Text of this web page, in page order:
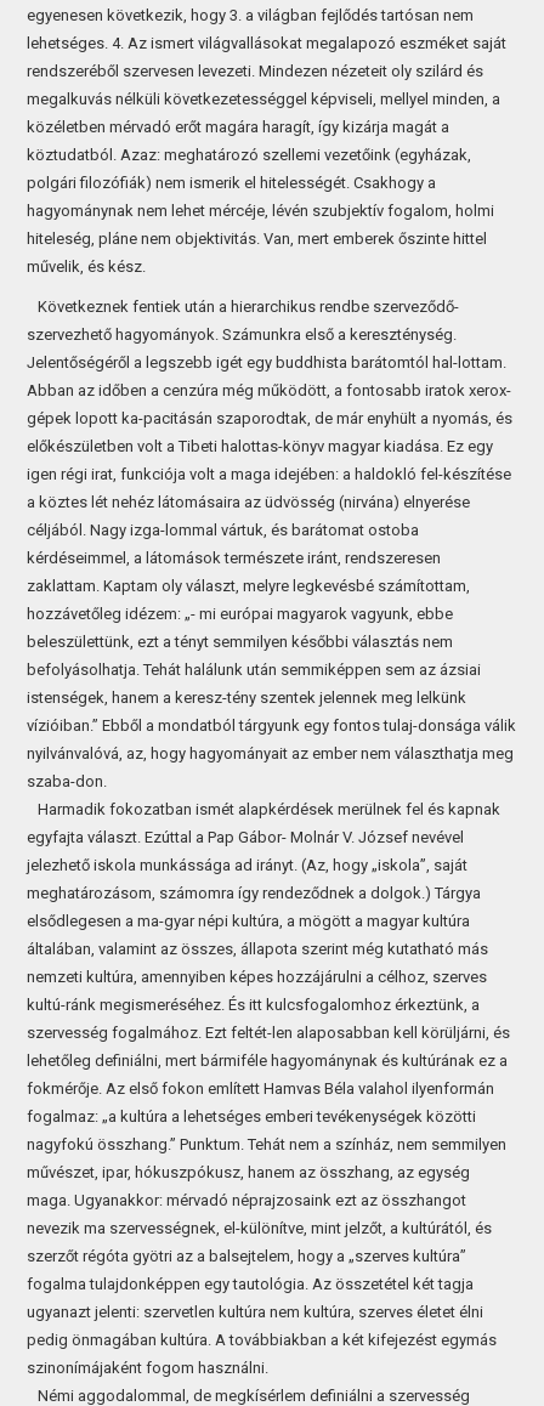
egyenesen következik, hogy 3. a világban fejlődés tartósan nem
lehetséges. 4. Az ismert világvallásokat megalapozó eszméket saját
rendszeréből szervesen levezeti. Mindezen nézeteit oly szilárd és
megalkuvás nélküli következetességgel képviseli, mellyel minden, a
közéletben mérvadó erőt magára haragít, így kizárja magát a
köztudatból. Azaz: meghatározó szellemi vezetőink (egyházak,
polgári filozófiák) nem ismerik el hitelességét. Csakhogy a
hagyománynak nem lehet mércéje, lévén szubjektív fogalom, holmi
hiteleség, pláne nem objektivitás. Van, mert emberek őszinte hittel
művelik, és kész.
Következnek fentiek után a hierarchikus rendbe szerveződő-
szervezhető hagyományok. Számunkra első a kereszténység.
Jelentőségéről a legszebb igét egy buddhista barátomtól hal-lottam.
Abban az időben a cenzúra még működött, a fontosabb iratok xerox-
gépek lopott ka-pacitásán szaporodtak, de már enyhült a nyomás, és
előkészületben volt a Tibeti halottas-könyv magyar kiadása. Ez egy
igen régi irat, funkciója volt a maga idejében: a haldokló fel-készítése
a köztes lét nehéz látomásaira az üdvösség (nirvána) elnyerése
céljából. Nagy izga-lommal vártuk, és barátomat ostoba
kérdéseimmel, a látomások természete iránt, rendszeresen
zaklattam. Kaptam oly választ, melyre legkevésbé számítottam,
hozzávetőleg idézem: „- mi európai magyarok vagyunk, ebbe
beleszülettünk, ezt a tényt semmilyen későbbi választás nem
befolyásolhatja. Tehát halálunk után semmiképpen sem az ázsiai
istenségek, hanem a keresz-tény szentek jelennek meg lelkünk
vízióiban.” Ebből a mondatból tárgyunk egy fontos tulaj-donsága válik
nyilvánvalóvá, az, hogy hagyományait az ember nem választhatja meg
szaba-don.
Harmadik fokozatban ismét alapkérdések merülnek fel és kapnak
egyfajta választ. Ezúttal a Pap Gábor- Molnár V. József nevével
jelezhető iskola munkássága ad irányt. (Az, hogy „iskola”, saját
meghatározásom, számomra így rendeződnek a dolgok.) Tárgya
elsődlegesen a ma-gyar népi kultúra, a mögött a magyar kultúra
általában, valamint az összes, állapota szerint még kutatható más
nemzeti kultúra, amennyiben képes hozzájárulni a célhoz, szerves
kultú-ránk megismeréséhez. És itt kulcsfogalomhoz érkeztünk, a
szervesség fogalmához. Ezt feltét-len alaposabban kell körüljárni, és
lehetőleg definiálni, mert bármiféle hagyománynak és kultúrának ez a
fokmérője. Az első fokon említett Hamvas Béla valahol ilyenformán
fogalmaz: „a kultúra a lehetséges emberi tevékenységek közötti
nagyfokú összhang.” Punktum. Tehát nem a színház, nem semmilyen
művészet, ipar, hókuszpókusz, hanem az összhang, az egység
maga. Ugyanakkor: mérvadó néprajzosaink ezt az összhangot
nevezik ma szervességnek, el-különítve, mint jelzőt, a kultúrától, és
szerzőt régóta gyötri az a balsejtelem, hogy a „szerves kultúra”
fogalma tulajdonképpen egy tautológia. Az összetétel két tagja
ugyanazt jelenti: szervetlen kultúra nem kultúra, szerves életet élni
pedig önmagában kultúra. A továbbiakban a két kifejezést egymás
szinonímájaként fogom használni.
Némi aggodalommal, de megkísérlem definiálni a szervesség